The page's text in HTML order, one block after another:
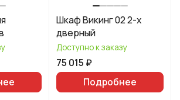
Шкаф Викинг 02 2-х
дверный
Доступно к заказу
75 015 ₽
Подробнее